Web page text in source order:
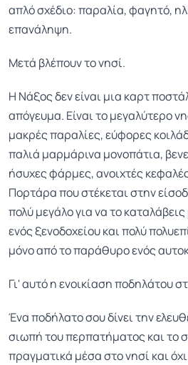
απλό σχέδιο: παραλία, φαγητό,
επανάληψη.
Μετά βλέπουν το νησί.
Η Νάξος δεν είναι μια καρτ
απόγευμα. Είναι το μεγαλύτερο
μακρές παραλίες, εύφορες
παλιά μαρμάρινα μονοπάτια,
ήσυχες φάρμες, ανοιχτές
Πορτάρα που στέκεται στην
πολύ μεγάλο για να το
ενός ξενοδοχείου και πολύ
μόνο από το παράθυρο ενός
Γι' αυτό η ενοικίαση ποδηλάτου
Ένα ποδήλατο σου δίνει την
σιωπή του περπατήματος και το
πραγματικά μέσα στο νησί και